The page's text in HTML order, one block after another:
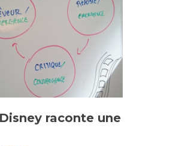
raconte une